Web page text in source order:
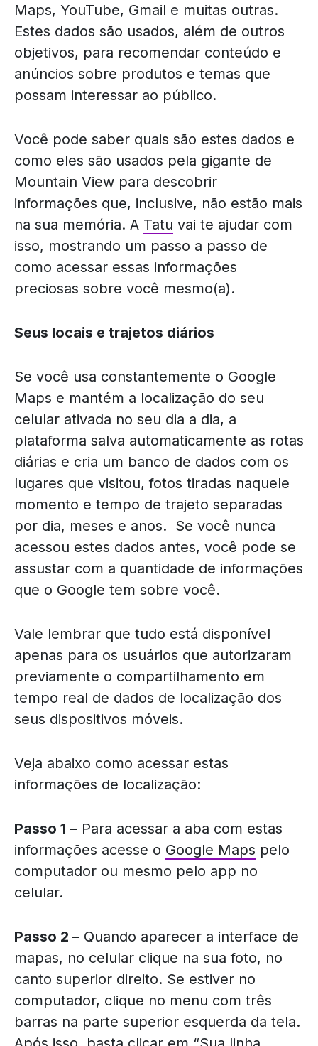
Maps, YouTube, Gmail e muitas outras.
Estes dados são usados, além de outros
objetivos, para recomendar conteúdo e
anúncios sobre produtos e temas que
possam interessar ao público.
Você pode saber quais são estes dados e
como eles são usados pela gigante de
Mountain View para descobrir
informações que, inclusive, não estão mais
na sua memória. A Tatu vai te ajudar com
isso, mostrando um passo a passo de
como acessar essas informações
preciosas sobre você mesmo(a).
Seus locais e trajetos diários
Se você usa constantemente o Google
Maps e mantém a localização do seu
celular ativada no seu dia a dia, a
plataforma salva automaticamente as rotas
diárias e cria um banco de dados com os
lugares que visitou, fotos tiradas naquele
momento e tempo de trajeto separadas
por dia, meses e anos. Se você nunca
acessou estes dados antes, você pode se
assustar com a quantidade de informações
que o Google tem sobre você.
Vale lembrar que tudo está disponível
apenas para os usuários que autorizaram
previamente o compartilhamento em
tempo real de dados de localização dos
seus dispositivos móveis.
Veja abaixo como acessar estas
informações de localização:
Passo 1 – Para acessar a aba com estas
informações acesse o Google Maps pelo
computador ou mesmo pelo app no
celular.
Passo 2 – Quando aparecer a interface de
mapas, no celular clique na sua foto, no
canto superior direito. Se estiver no
computador, clique no menu com três
barras na parte superior esquerda da tela.